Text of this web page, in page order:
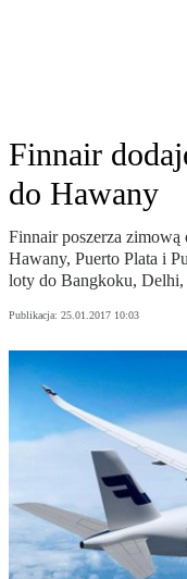
Finnair
do Hawany
Finnair poszerza zimową
Hawany, Puerto Plata i
loty do Bangkoku,
Publikacja: 25.01.2017 10:03